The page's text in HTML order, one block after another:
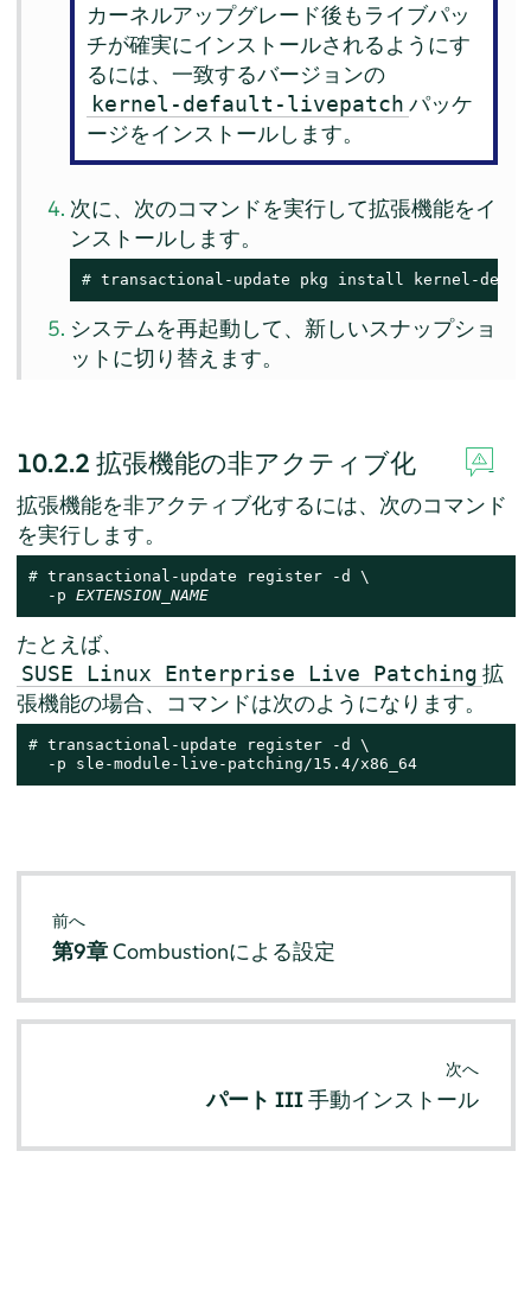
カーネルアップグレード後もライブパッ
チが確実にインストールされるようにす
るには、一致するバージョンの
kernel-default-livepatch パッケ
ージをインストールします。
次に、次のコマンドを実行して拡張機能をイ
ンストールします。
# transactional-update pkg install kernel-
システムを再起動して、新しいスナップショ
ットに切り替えます。
10.2.2 拡張機能の非アクティブ化
拡張機能を非アクティブ化するには、次のコマンド
を実行します。
# transactional-update register -d \
  -p
EXTENSION_NAME
たとえば、
SUSE Linux Enterprise Live Patching 拡
張機能の場合、コマンドは次のようになります。
# transactional-update register -d \
  -p sle-module-live-patching/15.4/x86_64
前へ
第9章Combustionによる設定
次へ
パート III手動インストール